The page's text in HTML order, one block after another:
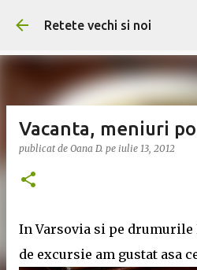
Treceți la
Retete vechi si noi
Vacanta, meniuri
publicat de Oana D. pe iulie 13, 2012
In Varsovia si pe
de excursie am gustat asa